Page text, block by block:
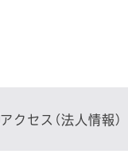
アクセス（法人情報）